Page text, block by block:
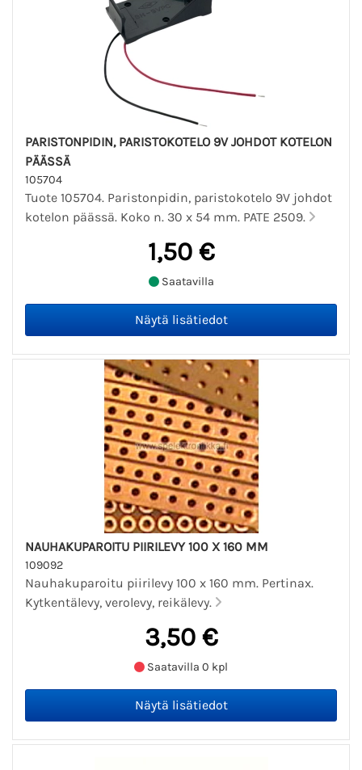
PARISTONPIDIN, PARISTOKOTELO 9V JOHDOT KOTELON
PÄÄSSÄ
105704
Tuote 105704. Paristonpidin, paristokotelo 9V johdot
kotelon päässä. Koko n. 30 x 54 mm. PATE 2509.
1,50 €
Saatavilla
NAUHAKUPAROITU PIIRILEVY 100 X 160 MM
109092
Nauhakuparoitu piirilevy 100 x 160 mm. Pertinax.
Kytkentälevy, verolevy, reikälevy.
3,50 €
Saatavilla 0 kpl